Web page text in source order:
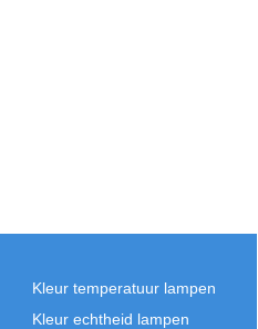
Kleur temperatuur lampen
Kleur echtheid lampen